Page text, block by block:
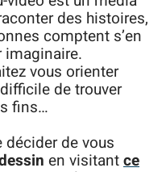
des histoires,
comptent s’en
imaginaire.
vous orienter
de trouver
fins…
décider de vous
en visitantce